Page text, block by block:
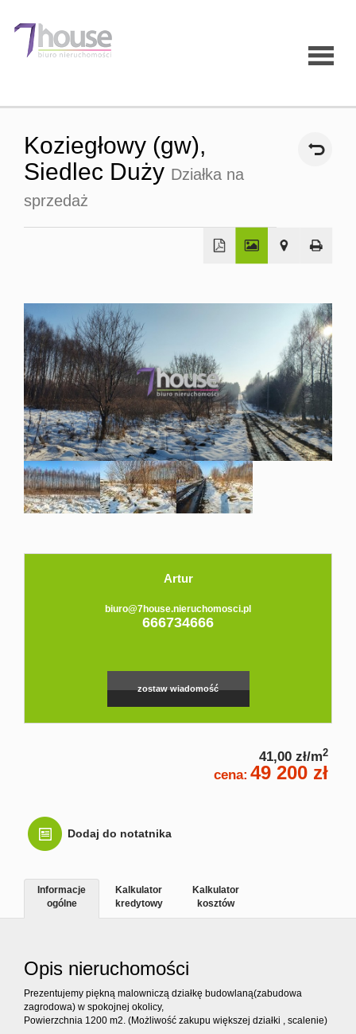
Strona
Domy
Lokale
Koziegłowy (gw),
Siedlec Duży Działka na
sprzedaż
Artur
biuro@7house.nieruchomosci.pl
666734666
zostaw wiadomość
41,00 zł/m2
cena: 49 200 zł
Dodaj do notatnika
Informacje
ogólne
Kalkulator
kredytowy
Kalkulator
kosztów
Opis nieruchomości
Prezentujemy piękną malowniczą działkę budowlaną(zabudowa
zagrodowa) w spokojnej okolicy,
Powierzchnia 1200 m2. (Możliwość zakupu większej działki , scalenie)